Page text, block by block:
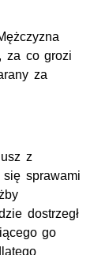
za co grozi
za
z
sprawami
dostrzegł
go